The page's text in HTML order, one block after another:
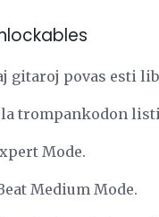
gitaroj povas esti
la trompankodon
Mode.
Medium Mode.